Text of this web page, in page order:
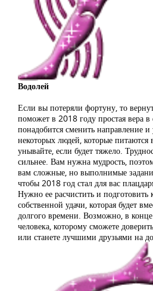
Водолей
Если вы потеряли фортуну, то
поможет в 2018 году простая вера
понадобится сменить направление
некоторых людей, которые
унывайте, если будет тяжело.
сильнее. Вам нужна мудрость,
вам сложные, но выполнимые
чтобы 2018 год стал для вас
Нужно ее расчистить и подготовить
собственной удачи, которая будет
долгого времени. Возможно, в конце
человека, которому сможете
или станете лучшими друзьями на